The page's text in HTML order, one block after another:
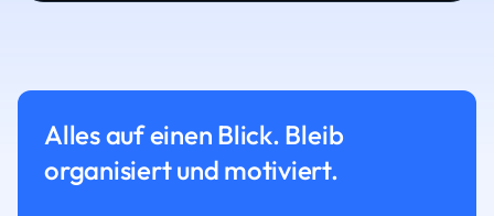
Alles auf einen Blick. Bleib
organisiert und motiviert.